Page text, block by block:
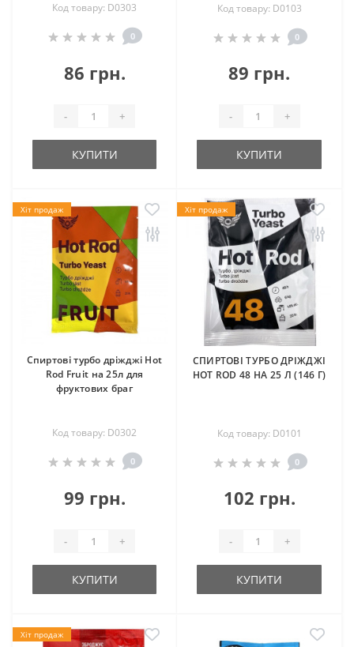
Код товару: D0303
0
86 грн.
- +
КУПИТИ
Код товару: D0103
0
89 грн.
- +
КУПИТИ
Хіт продаж
Спиртові турбо дріжджі Hot
Rod Fruit на 25л для
фруктових браг
Код товару: D0302
0
99 грн.
- +
КУПИТИ
Хіт продаж
СПИРТОВІ ТУРБО ДРІЖДЖІ
HOT ROD 48 НА 25 Л (146 Г)
Код товару: D0101
0
102 грн.
- +
КУПИТИ
Хіт продаж